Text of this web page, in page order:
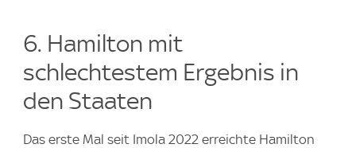
6. Hamilton mit
schlechtestem Ergebnis in
den Staaten
Das erste Mal seit Imola 2022 erreichte Hamilton